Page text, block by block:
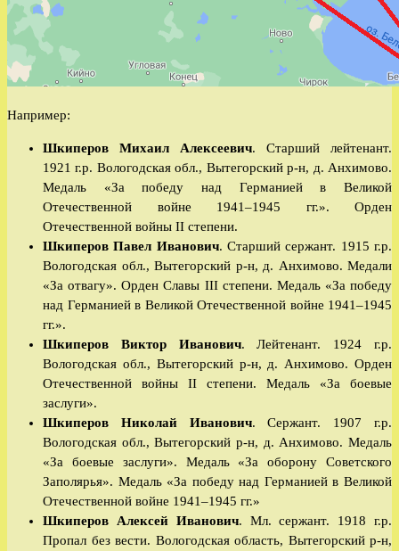
Например:
Шкиперов Михаил Алексеевич. Старший лейтенант.
1921 г.р. Вологодская обл., Вытегорский р-н, д. Анхимово.
Медаль «За победу над Германией в Великой
Отечественной войне 1941–1945 гг.». Орден
Отечественной войны II степени.
Шкиперов Павел Иванович. Старший сержант. 1915 г.р.
Вологодская обл., Вытегорский р-н, д. Анхимово. Медали
«За отвагу». Орден Славы III степени. Медаль «За победу
над Германией в Великой Отечественной войне 1941–1945
гг.».
Шкиперов Виктор Иванович. Лейтенант. 1924 г.р.
Вологодская обл., Вытегорский р-н, д. Анхимово. Орден
Отечественной войны II степени. Медаль «За боевые
заслуги».
Шкиперов Николай Иванович. Сержант. 1907 г.р.
Вологодская обл., Вытегорский р-н, д. Анхимово. Медаль
«За боевые заслуги». Медаль «За оборону Советского
Заполярья». Медаль «За победу над Германией в Великой
Отечественной войне 1941–1945 гг.»
Шкиперов Алексей Иванович. Мл. сержант. 1918 г.р.
Пропал без вести. Вологодская область, Вытегорский р-н,